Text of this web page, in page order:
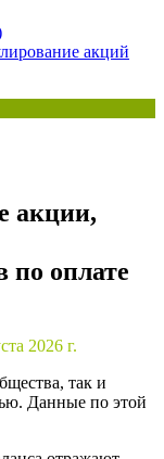
и «Алгоритмы для
на почту
акций
акции,
по оплате
2026 г.
так и
Данные по этой